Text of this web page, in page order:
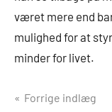
været mere end
mulighed for at
minder for livet.
Forrige indlæg